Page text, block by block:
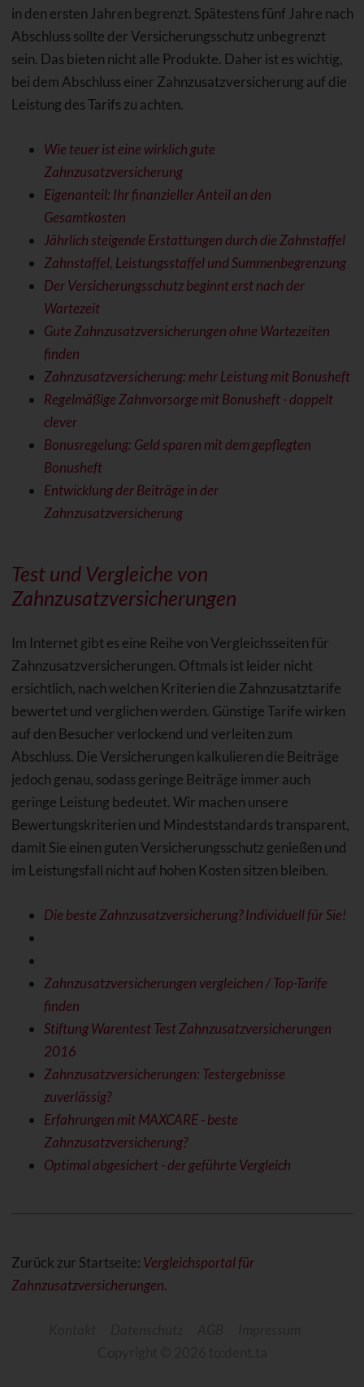
in den ersten Jahren begrenzt. Spätestens fünf Jahre nach
Abschluss sollte der Versicherungsschutz unbegrenzt
sein. Das bieten nicht alle Produkte. Daher ist es wichtig,
bei dem Abschluss einer Zahnzusatzversicherung auf die
Leistung des Tarifs zu achten.
Wie teuer ist eine wirklich gute
Zahnzusatzversicherung
Eigenanteil: Ihr finanzieller Anteil an den
Gesamtkosten
Jährlich steigende Erstattungen durch die Zahnstaffel
Zahnstaffel, Leistungsstaffel und Summenbegrenzung
Der Versicherungsschutz beginnt erst nach der
Wartezeit
Gute Zahnzusatzversicherungen ohne Wartezeiten
finden
Zahnzusatzversicherung: mehr Leistung mit Bonusheft
Regelmäßige Zahnvorsorge mit Bonusheft - doppelt
clever
Bonusregelung: Geld sparen mit dem gepflegten
Bonusheft
Entwicklung der Beiträge in der
Zahnzusatzversicherung
Test und Vergleiche von
Zahnzusatzversicherungen
Im Internet gibt es eine Reihe von Vergleichsseiten für
Zahnzusatzversicherungen. Oftmals ist leider nicht
ersichtlich, nach welchen Kriterien die Zahnzusatztarife
bewertet und verglichen werden. Günstige Tarife wirken
auf den Besucher verlockend und verleiten zum
Abschluss. Die Versicherungen kalkulieren die Beiträge
jedoch genau, sodass geringe Beiträge immer auch
geringe Leistung bedeutet. Wir machen unsere
Bewertungskriterien und Mindeststandards transparent,
damit Sie einen guten Versicherungsschutz genießen und
im Leistungsfall nicht auf hohen Kosten sitzen bleiben.
Die beste Zahnzusatzversicherung? Individuell für Sie!
Zahnzusatzversicherungen vergleichen / Top-Tarife
finden
Stiftung Warentest Test Zahnzusatzversicherungen
2016
Zahnzusatzversicherungen: Testergebnisse
zuverlässig?
Erfahrungen mit MAXCARE - beste
Zahnzusatzversicherung?
Optimal abgesichert - der geführte Vergleich
Zurück zur Startseite: Vergleichsportal für
Zahnzusatzversicherungen.